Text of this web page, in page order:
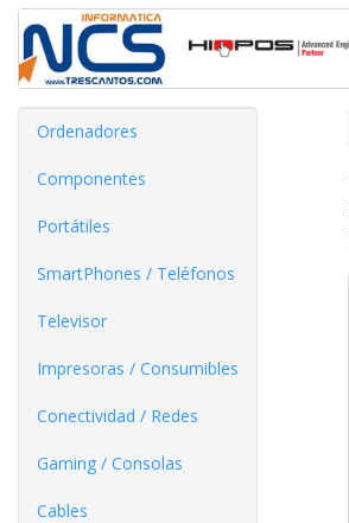
Ordenadores
Componentes
Portátiles
SmartPhones / Teléfonos
Televisor
Impresoras / Consumibles
Conectividad / Redes
Gaming / Consolas
Cables